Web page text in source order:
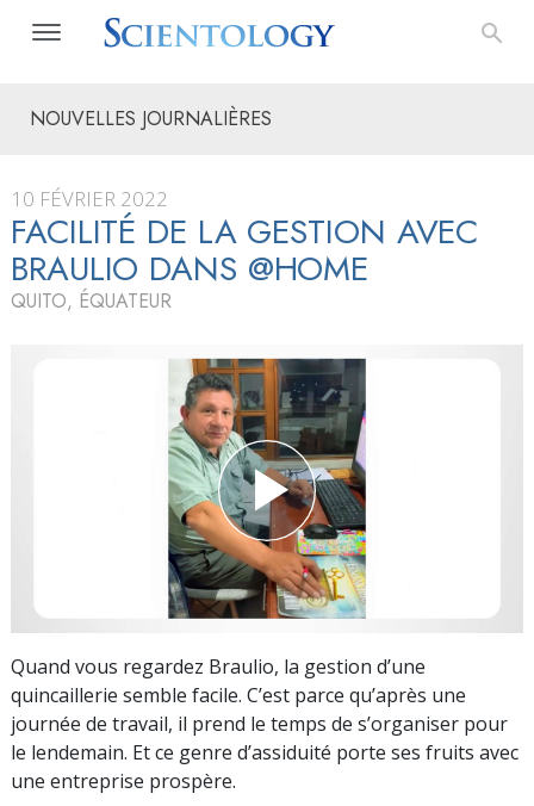
NOUVELLES JOURNALIÈRES
10 FÉVRIER 2022
FACILITÉ DE LA GESTION AVEC
BRAULIO DANS @HOME
QUITO, ÉQUATEUR
Quand vous regardez Braulio, la gestion d’une
quincaillerie semble facile. C’est parce qu’après une
journée de travail, il prend le temps de s’organiser pour
le lendemain. Et ce genre d’assiduité porte ses fruits avec
une entreprise prospère.